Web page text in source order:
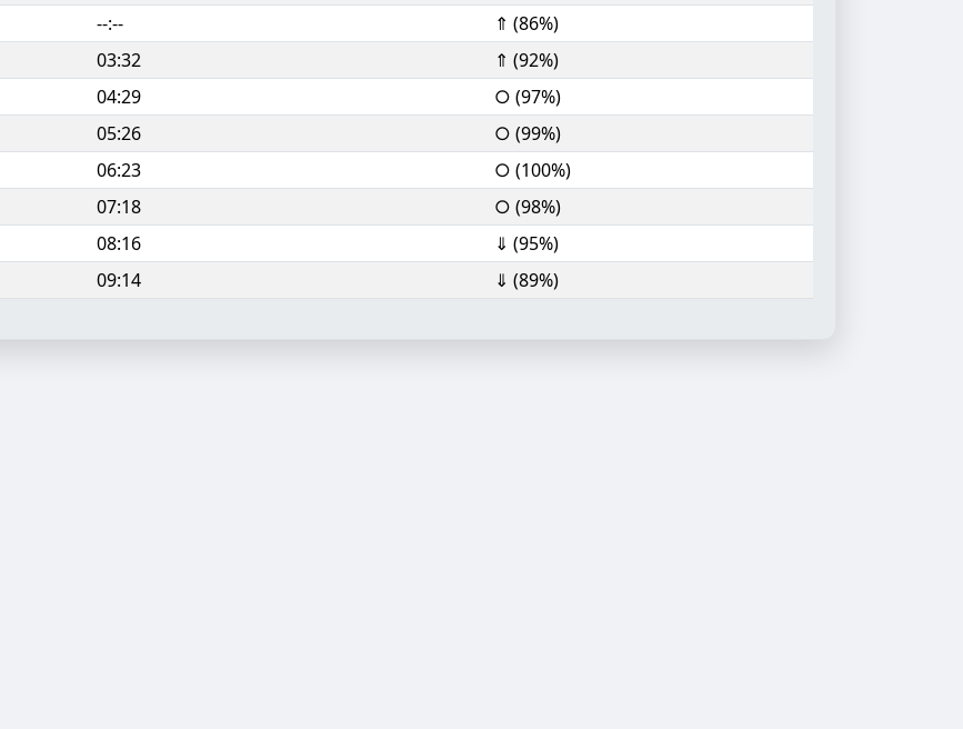
--:--
⇑ (86%)
03:32
⇑ (92%)
04:29
○ (97%)
05:26
○ (99%)
06:23
○ (100%)
07:18
○ (98%)
08:16
⇓ (95%)
09:14 ⇓ (89%)